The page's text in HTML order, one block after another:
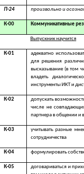
П-24 произвольно и
К-00 Коммуникативные
Выпускник научится
К-01
адекватно
для решения
высказывание (в том
владеть
инструменты ИКТ и
К-02
допускать
числе не
партнера в общении и
К-03
учитывать разные
сотрудничества
К-04 формулировать
К-05
договариваться и